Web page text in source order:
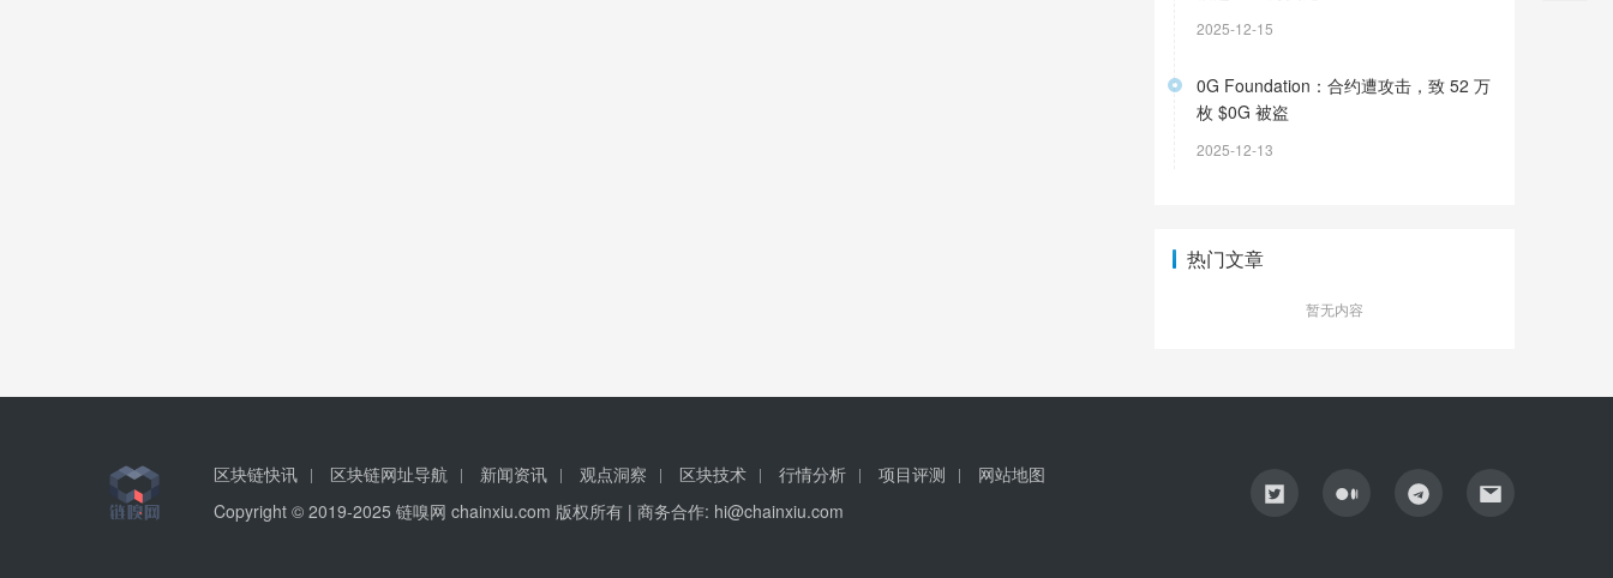
2025-12-15
0G Foundation：合约遭攻击，致 52 万
枚 $0G 被盗
2025-12-13
热门文章
暂无内容
区块链快讯 区块链网址导航 新闻资讯 观点洞察 区块技术 行情分析 项目评测
网站地图
Copyright © 2019-2025 链嗅网 chainxiu.com 版权所有 | 商务合作: hi@chainxiu.com